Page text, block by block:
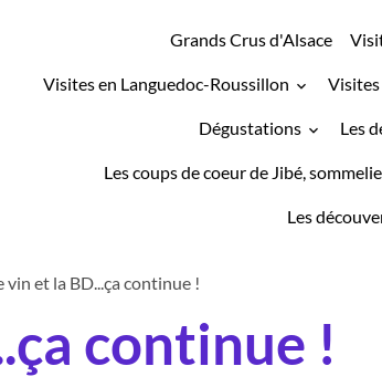
Grands Crus d'Alsace
Visites en Languedoc-Roussillon Visites
Dégustations Les
Les coups de coeur de Jibé,
Les
vin et la BD...ça continue !
continue !